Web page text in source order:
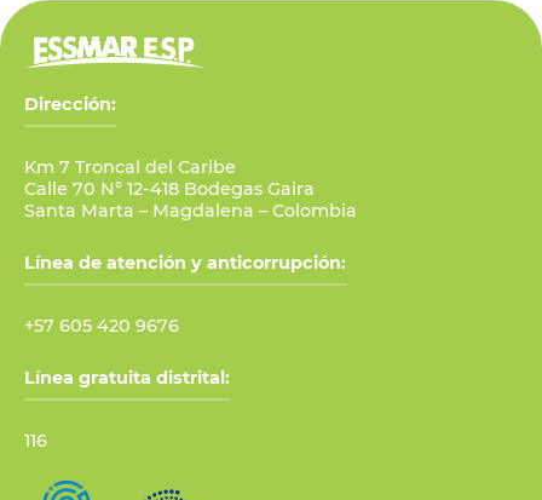
Dirección:
Km 7 Troncal del Caribe
Calle 70 N° 12-418 Bodegas Gaira
Santa Marta – Magdalena – Colombia
Línea de atención y anticorrupción:
+57 605 420 9676
Línea gratuita distrital:
116